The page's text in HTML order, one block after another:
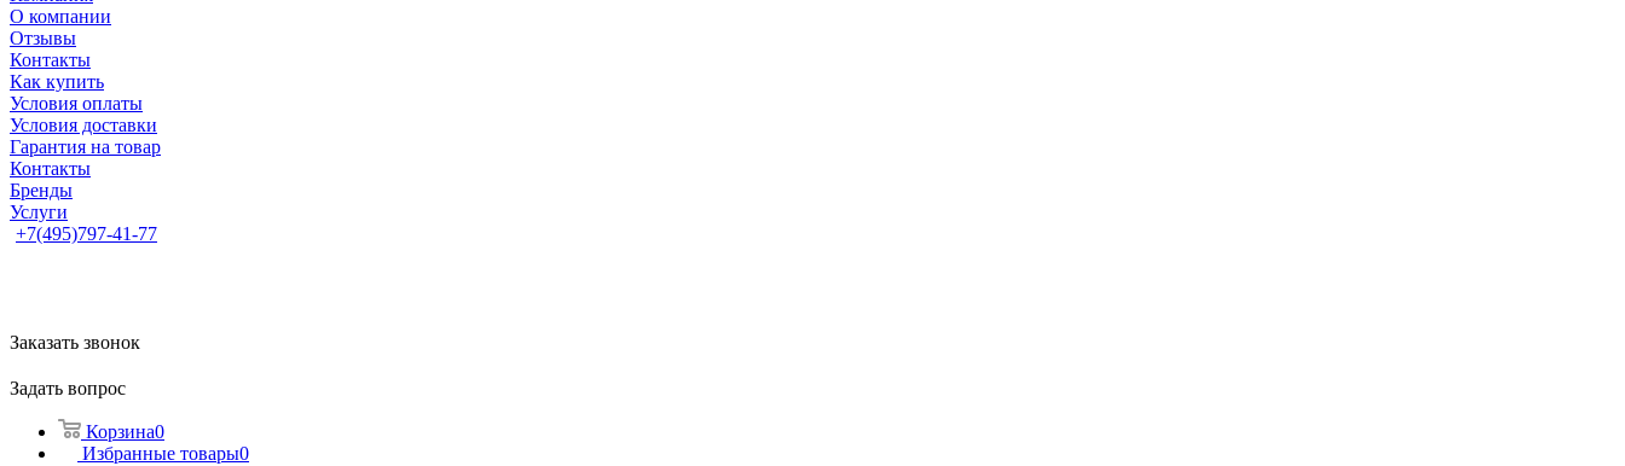
О компании
Отзывы
Контакты
Как купить
Условия оплаты
Условия доставки
Гарантия на товар
Контакты
Бренды
Услуги
+7(495)797-41-77
Заказать звонок
Задать вопрос
Корзина0
Избранные товары0